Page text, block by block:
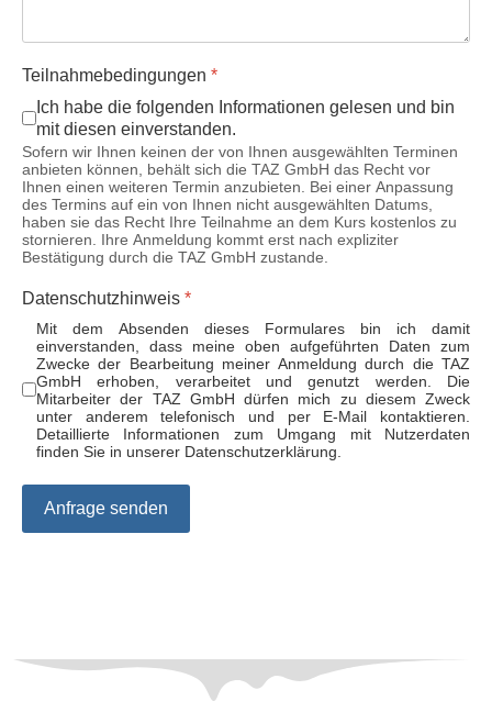
Teilnahmebedingungen *
Ich habe die folgenden Informationen gelesen und bin
mit diesen einverstanden.
Sofern wir Ihnen keinen der von Ihnen ausgewählten Terminen
anbieten können, behält sich die TAZ GmbH das Recht vor
Ihnen einen weiteren Termin anzubieten. Bei einer Anpassung
des Termins auf ein von Ihnen nicht ausgewählten Datums,
haben sie das Recht Ihre Teilnahme an dem Kurs kostenlos zu
stornieren. Ihre Anmeldung kommt erst nach expliziter
Bestätigung durch die TAZ GmbH zustande.
Datenschutzhinweis *
Mit dem Absenden dieses Formulares bin ich damit
einverstanden, dass meine oben aufgeführten Daten zum
Zwecke der Bearbeitung meiner Anmeldung durch die TAZ
GmbH erhoben, verarbeitet und genutzt werden. Die
Mitarbeiter der TAZ GmbH dürfen mich zu diesem Zweck
unter anderem telefonisch und per E-Mail kontaktieren.
Detaillierte Informationen zum Umgang mit Nutzerdaten
finden Sie in unserer Datenschutzerklärung.
Anfrage senden